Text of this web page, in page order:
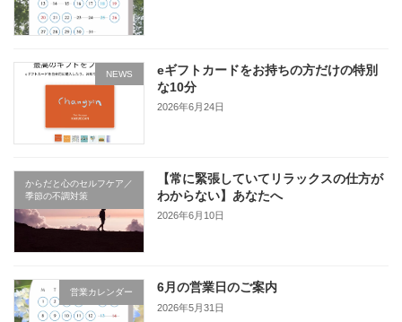
NEWS
eギフトカードをお持ちの方だけの特別
な10分
2026年6月24日
からだと心のセルフケア／
季節の不調対策
【常に緊張していてリラックスの仕方が
わからない】あなたへ
2026年6月10日
営業カレンダー 6月の営業日のご案内
2026年5月31日